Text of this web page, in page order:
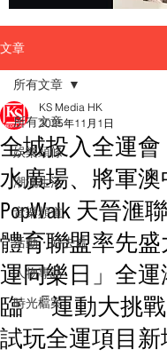
文章
所有文章
娛樂頭條
潮流生活
音樂頻道
活動・好去處
人物專訪
時光檔案
所有文章
全城投入全運會
水廣場、將軍澳
PopWalk 天晉滙
體育聯盟率先
運同樂日」全
臨 「運動大挑
試玩全運項目新
KS Media HK
2025年11月1日